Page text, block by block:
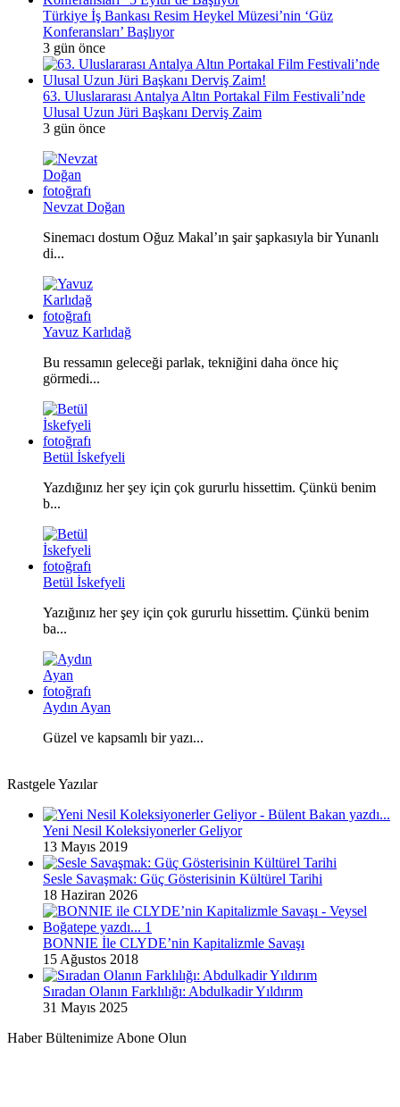
Türkiye İş Bankası Resim Heykel Müzesi’nin ‘Güz
Konferansları’ Başlıyor
3 gün önce
63. Uluslararası Antalya Altın Portakal Film Festivali’nde
Ulusal Uzun Jüri Başkanı Derviş Zaim
3 gün önce
Nevzat Doğan
Sinemacı dostum Oğuz Makal’ın şair şapkasıyla bir Yunanlı
di...
Yavuz Karlıdağ
Bu ressamın geleceği parlak, tekniğini daha önce hiç
görmedi...
Betül İskefyeli
Yazdığınız her şey için çok gururlu hissettim. Çünkü benim
b...
Betül İskefyeli
Yazığınız her şey için çok gururlu hissettim. Çünkü benim
ba...
Aydın Ayan
Güzel ve kapsamlı bir yazı...
Rastgele Yazılar
Yeni Nesil Koleksiyonerler Geliyor
13 Mayıs 2019
Sesle Savaşmak: Güç Gösterisinin Kültürel Tarihi
18 Haziran 2026
BONNIE İle CLYDE’nin Kapitalizmle Savaşı
15 Ağustos 2018
Sıradan Olanın Farklılığı: Abdulkadir Yıldırım
31 Mayıs 2025
Haber Bültenimize Abone Olun